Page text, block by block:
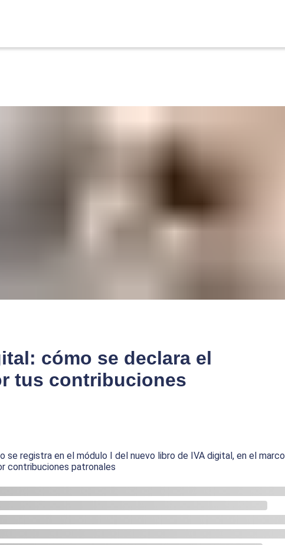
cómo se declara el
tus contribuciones
se registra en el módulo I del nuevo libro de IVA digital, en el marco
contribuciones patronales